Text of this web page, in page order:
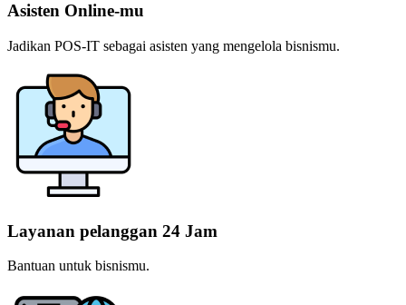
Asisten Online-mu
Jadikan POS-IT sebagai asisten yang mengelola bisnismu.
Layanan pelanggan 24 Jam
Bantuan untuk bisnismu.